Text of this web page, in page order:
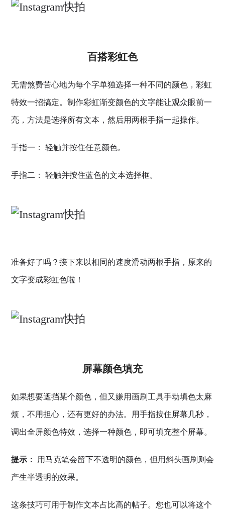
百搭彩虹色
无需煞费苦心地为每个字单独选择一种不同的颜色，彩虹
特效一招搞定。制作彩虹渐变颜色的文字能让观众眼前一
亮，方法是选择所有文本，然后用两根手指一起操作。
手指一： 轻触并按住任意颜色。
手指二： 轻触并按住蓝色的文本选择框。
准备好了吗？接下来以相同的速度滑动两根手指，原来的
文字变成彩虹色啦！
屏幕颜色填充
如果想要遮挡某个颜色，但又嫌用画刷工具手动填色太麻
烦，不用担心，还有更好的办法。用手指按住屏幕几秒，
调出全屏颜色特效，选择一种颜色，即可填充整个屏幕。
提示： 用马克笔会留下不透明的颜色，但用斜头画刷则会
产生半透明的效果。
这条技巧可用于制作文本占比高的帖子。您也可以将这个